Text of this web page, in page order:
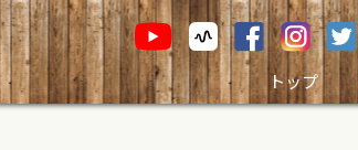
トップ